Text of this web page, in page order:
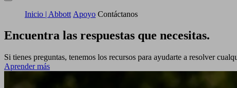
Inicio | Abbott Apoyo Contáctanos
Encuentra las respuestas que necesitas.
Si tienes preguntas, tenemos los recursos para ayudarte a resolver
Aprender más